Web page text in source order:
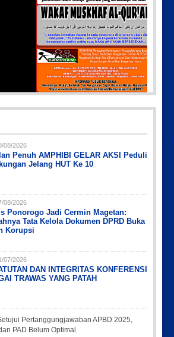
04-10_00-36-15-097
04-12_11-55-35-604
04-12_12-24-51-034
PicsArt_03-12-12.53.38
20191006-WA0043
08/2026
Penuh AMPHIBI GELAR AKSI Peduli
Jelang HUT Ke 10
08/2026
Ponorogo Jadi Cermin Magetan:
Tata Kelola Dokumen DPRD Buka
Korupsi
07/2026
DAN INTEGRITAS KONFERENSI
TRAWAS YANG PATAH